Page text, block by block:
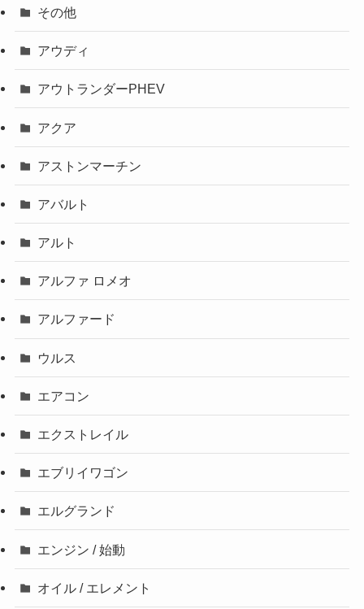
その他
アウディ
アウトランダーPHEV
アクア
アストンマーチン
アバルト
アルト
アルファ ロメオ
アルファード
ウルス
エアコン
エクストレイル
エブリイワゴン
エルグランド
エンジン / 始動
オイル / エレメント